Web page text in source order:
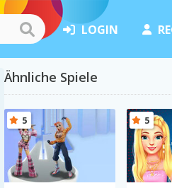
LOGIN
Ähnliche Spiele
5 5